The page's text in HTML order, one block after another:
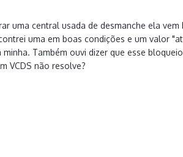
uma central usada de desmanche ela vem
uma em boas condições e um valor
Também ouvi dizer que esse
VCDS não resolve?